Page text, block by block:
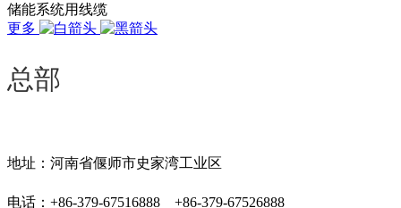
储能系统用线缆
更多
总部
地址：河南省偃师市史家湾工业区
电话： +86-379-67516888 +86-379-67526888